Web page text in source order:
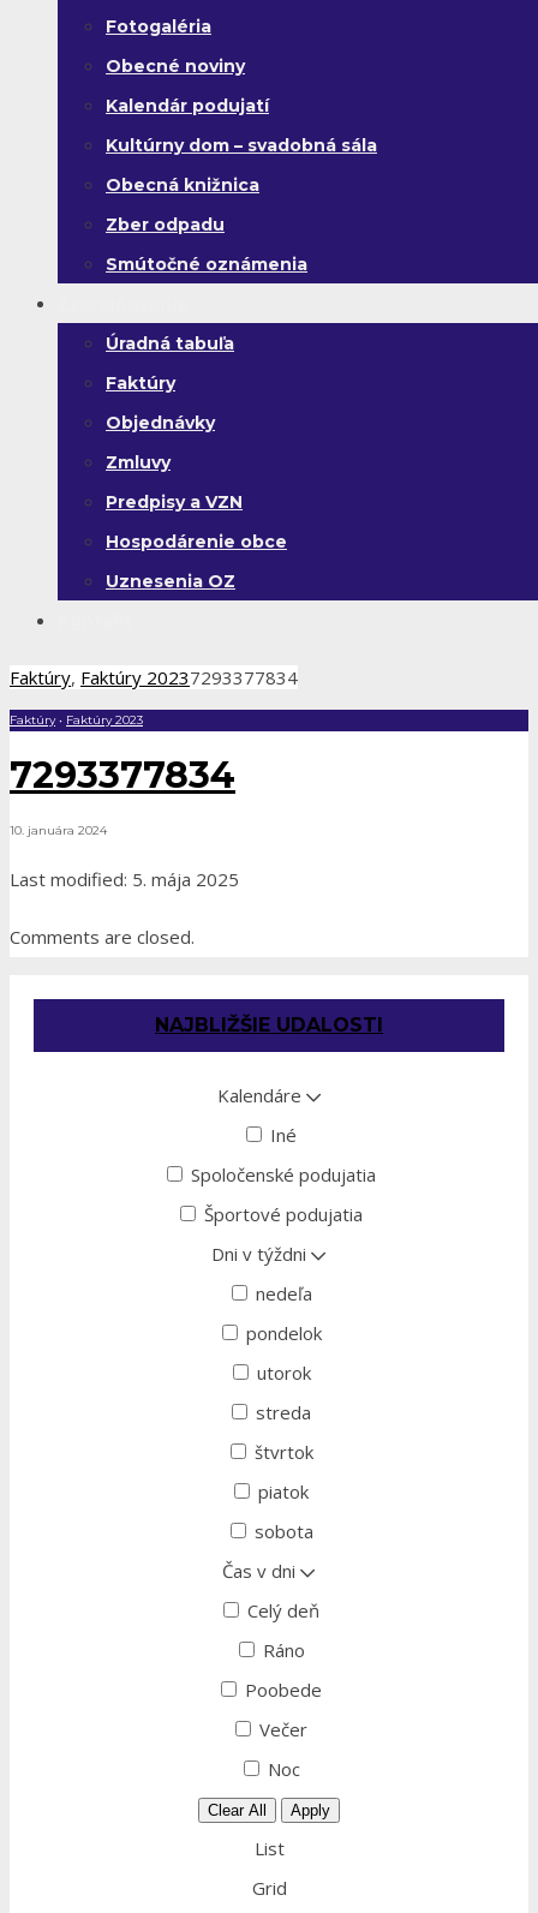
Fotogaléria
Obecné noviny
Kalendár podujatí
Kultúrny dom – svadobná sála
Obecná knižnica
Zber odpadu
Smútočné oznámenia
Úradná tabuľa
Faktúry
Objednávky
Zmluvy
Predpisy a VZN
Hospodárenie obce
Uznesenia OZ
Faktúry, Faktúry 20237293377834
Faktúry• Faktúry 2023
7293377834
10. januára 2024
Last modified: 5. mája 2025
Comments are closed.
NAJBLIŽŠIE UDALOSTI
Kalendáre
Iné
Spoločenské podujatia
Športové podujatia
Dni v týždni
nedeľa
pondelok
utorok
streda
štvrtok
piatok
sobota
Čas v dni
Celý deň
Ráno
Poobede
Večer
Noc
Clear All Apply
List
Grid